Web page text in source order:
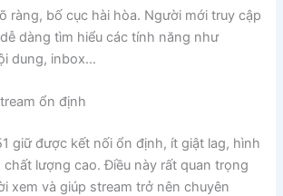
ràng, bố cục hài hòa. Người mới truy cập
dàng tìm hiểu các tính năng như
dung, inbox…
ổn định
giữ được kết nối ổn định, ít giật lag, hình
chất lượng cao. Điều này rất quan trọng
xem và giúp stream trở nên chuyên